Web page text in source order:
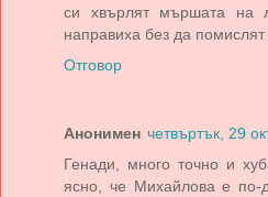
си хвърлят мършата на
направиха без да помислят
Отговор
Анонимен четвъртък, 29
Генади, много точно и
ясно, че Михайлова е по-